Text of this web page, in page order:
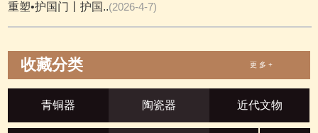
重塑•护国门丨护国..(2026-4-7)
收藏分类 更 多 +
青铜器 陶瓷器 近代文物